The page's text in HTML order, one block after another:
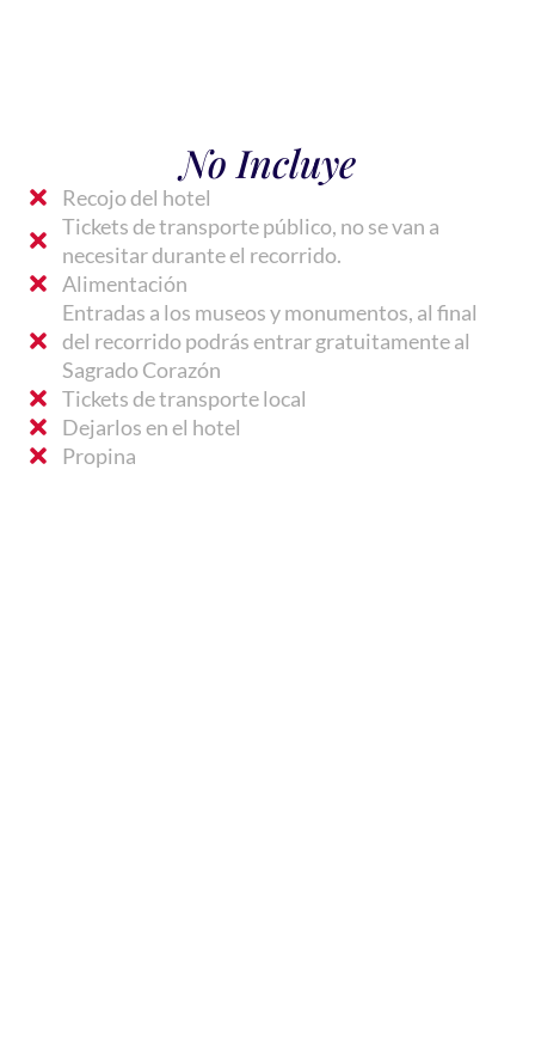
No Incluye
Recojo del hotel
Tickets de transporte público, no se van a
necesitar durante el recorrido.
Alimentación
Entradas a los museos y monumentos, al final
del recorrido podrás entrar gratuitamente al
Sagrado Corazón
Tickets de transporte local
Dejarlos en el hotel
Propina